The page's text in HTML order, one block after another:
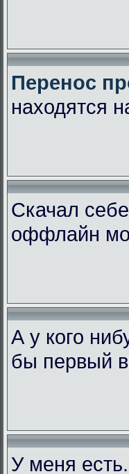
Перенос
находятся
Скачал
оффлайн
А у кого
бы первый
У меня